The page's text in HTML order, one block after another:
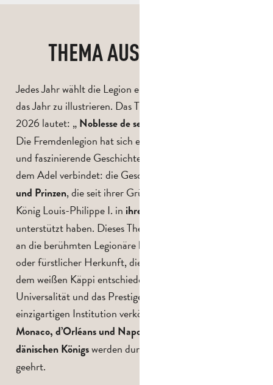
THEMA AUSGABE 2026
Jedes Jahr wählt die Legion ein bestimmtes Thema, um
das Jahr zu illustrieren. Das Thema für die Ausgabe
2026 lautet: „ Noblesse de servir“ (Adel des Dienens
Die Fremdenlegion hat sich entschieden, die einzigartige
und faszinierende Geschichte zu würdigen, die sie mit
dem Adel verbindet: die Geschichte der
und Prinzen, die seit ihrer Gründung im Jahr 1831 durch
König Louis-Philippe I. in ihren Reihen waren
unterstützt haben. Dieses Thema erinnert insbesondere
an die berühmten Legionäre königlicher, kaiserlicher
oder fürstlicher Herkunft, die sich für den Dienst unter
dem weißen Käppi entschieden haben und so die
Universalität und das Prestige einer weltweit
einzigartigen Institution verkörpern. Die
Monaco, d’Orléans und Napoleon
dänischen Königswerden durch ihre Anwesenheit
geehrt.